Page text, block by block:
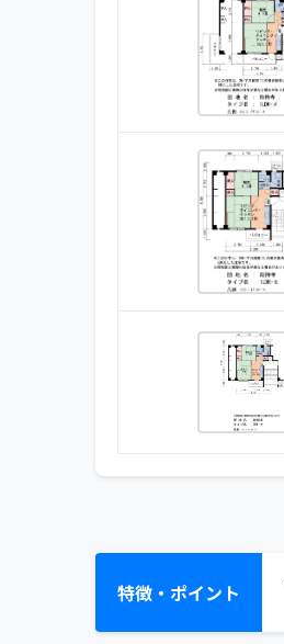
特徴・ポイント